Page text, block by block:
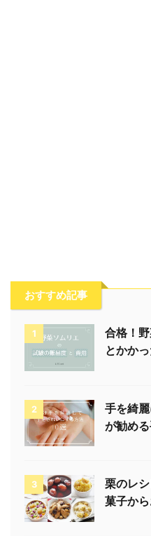
おすすめ記事
1
合格！
とかか
2
手を綺
が勧める
3
栗のレ
菓子から